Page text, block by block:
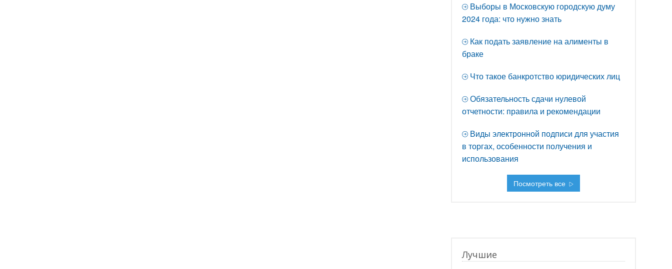
Выборы в Московскую городскую думу
2024 года: что нужно знать
Как подать заявление на алименты в
браке
Что такое банкротство юридических лиц
Обязательность сдачи нулевой
отчетности: правила и рекомендации
Виды электронной подписи для участия
в торгах, особенности получения и
использования
Посмотреть все
Лучшие